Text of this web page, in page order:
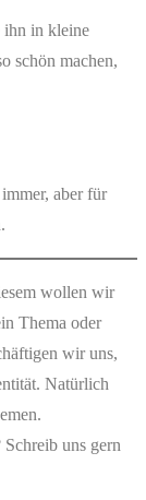
ihn in kleine
schön machen,
aber für
wollen wir
Thema oder
wir uns,
Natürlich
uns gern